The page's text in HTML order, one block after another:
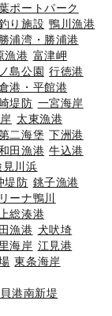
ポートパーク
り施設 鴨川漁港
勝浦湾・勝浦港
漁港 富津岬
島公園 行徳港
港・平館港
堤防 一宮海岸
太東漁港
二海堡 下洲港
田漁港 牛込港
見川浜
堤防 銚子漁港
ーナ鴨川
上総湊港
漁港 犬吠埼
海岸 江見港
東条海岸
港南新堤